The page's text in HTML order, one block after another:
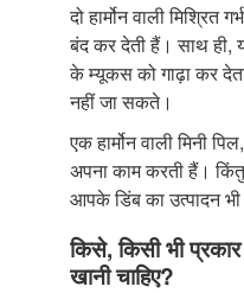
दो हार्मोन वाली मिश्रित
बंद कर देती हैं। साथ ही,
के म्यूकस को गाढ़ा कर
नहीं जा सकते।
एक हार्मोन वाली मिनी
अपना काम करती हैं।
आपके डिंब का उत्पादन
किसे, किसी भी प्रकार
खानी चाहिए?